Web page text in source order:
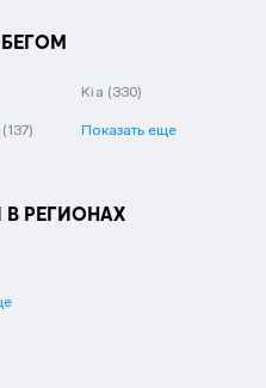
Kia (330)
(137) Показать еще
РЕГИОНАХ